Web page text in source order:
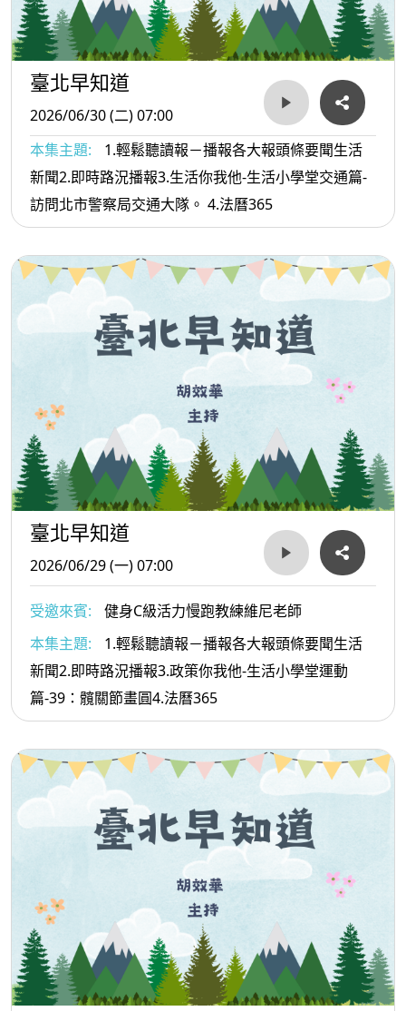
臺北早知道
2026/06/30 (二) 07:00
本集主題:
1.輕鬆聽讀報－播報各大報頭條要聞生活
新聞2.即時路況播報3.生活你我他-生活小學堂交通篇-
訪問北市警察局交通大隊。 4.法曆365
臺北早知道
2026/06/29 (一) 07:00
受邀來賓:
健身C級活力慢跑教練維尼老師
本集主題:
1.輕鬆聽讀報－播報各大報頭條要聞生活
新聞2.即時路況播報3.政策你我他-生活小學堂運動
篇-39：髖關節畫圓4.法曆365